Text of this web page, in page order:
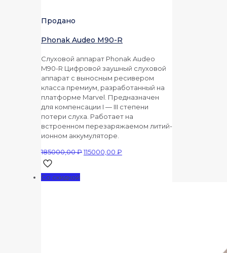
Продано
Phonak Audeo M90-R
Слуховой аппарат Phonak Audeo
M90-R Цифровой заушный слуховой
аппарат с выносным ресивером
класса премиум, разработанный на
платформе Marvel. Предназначен
для компенсации I — III степени
потери слуха. Работает на
встроенном перезаряжаемом литий-
ионном аккумуляторе.
185000,00₽Первоначальная
115000,00 ₽
Со скидкой